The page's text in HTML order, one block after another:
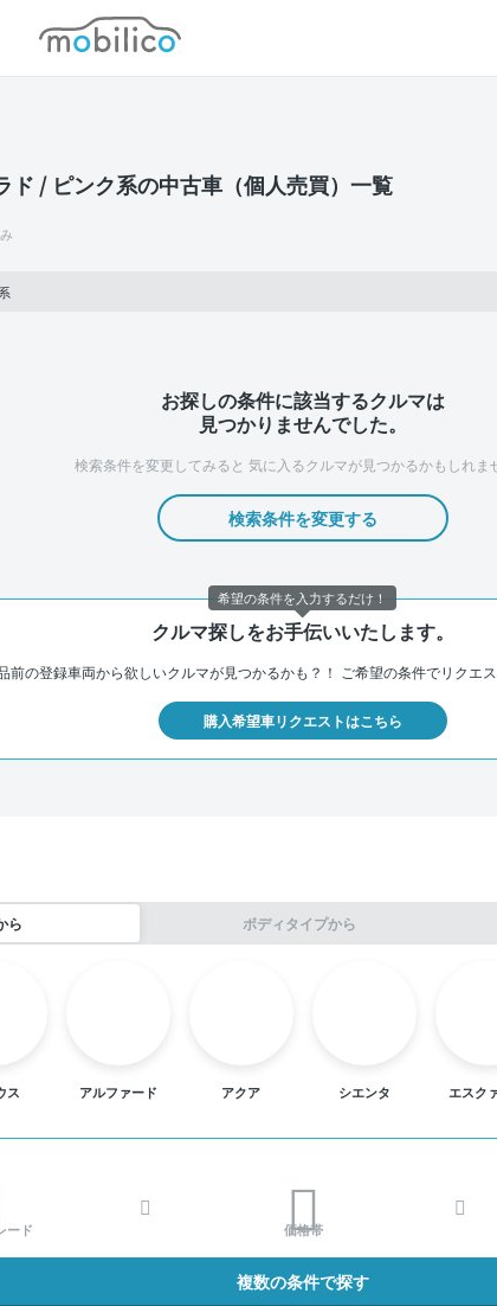
モビリコ
ド / ピンク系の中古車（個人売買）一覧
お探しの条件に該当するクルマは
見つかりませんでした。
検索条件を変更してみると 気に入るクルマが見つかるかもしれま
検索条件を変更する
クルマ探しをお手伝いいたします。
前の登録車両から欲しいクルマが見つかるかも？！ ご希望の条件でリクエ
購入希望車リクエストはこちら
ら ボディタイプから
ス アルファード アクア シエンタ エスク
ード 価格帯
複数の条件で探す
希望の条件を入力するだけ！